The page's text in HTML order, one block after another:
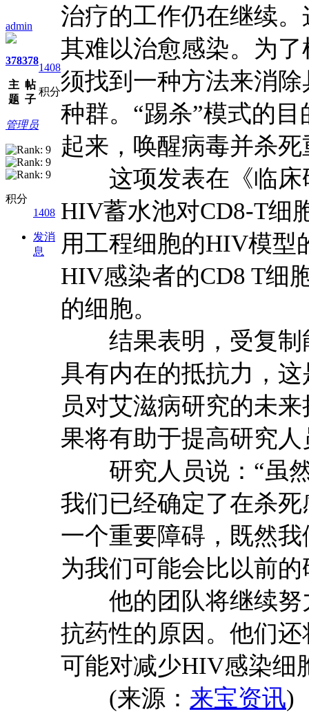
admin
378
主
题
378
帖
子
1408
积分
管理员
积分
1408
发消
息
治疗的工作仍在继续
其难以治愈感染。为
须找到一种方法来消
种群。“踢杀”模式的
起来，唤醒病毒并杀
这项发表在《临床
HIV蓄水池对CD8-T细
用工程细胞的HIV模型
HIV感染者的CD8 T细
的细胞。
结果表明，受复制
具有内在的抵抗力，
员对艾滋病研究的未
果将有助于提高研究
研究人员说：“虽然
我们已经确定了在杀
一个重要障碍，既然
为我们可能会比以前
他的团队将继续努
抗药性的原因。他们
可能对减少HIV感染细
(来源： 来宝资讯)